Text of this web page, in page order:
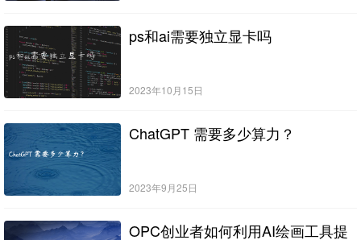
ps和ai需要独立显卡吗
2023年10月15日
ChatGPT 需要多少算力？
2023年9月25日
OPC创业者如何利用AI绘画工具提